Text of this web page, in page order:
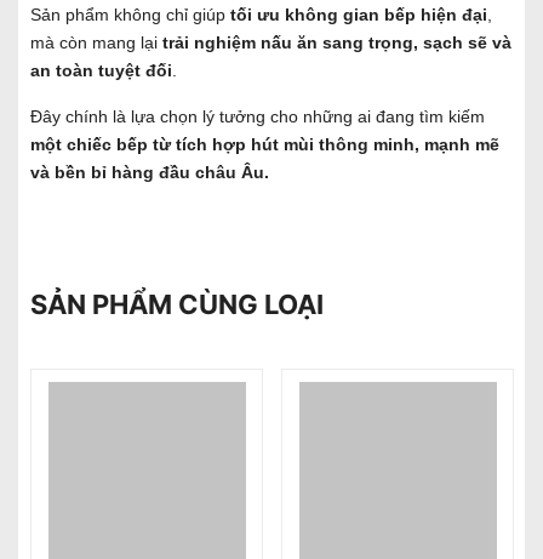
Sản phẩm không chỉ giúp tối ưu không gian bếp hiện đại
mà còn mang lại trải nghiệm nấu ăn sang trọng, sạch sẽ và
an toàn tuyệt đối
Đây chính là lựa chọn lý tưởng cho những ai đang tìm kiếm
một chiếc bếp từ tích hợp hút mùi thông minh, mạnh mẽ
và bền bỉ hàng đầu châu Âu.
SẢN PHẨM CÙNG LOẠI